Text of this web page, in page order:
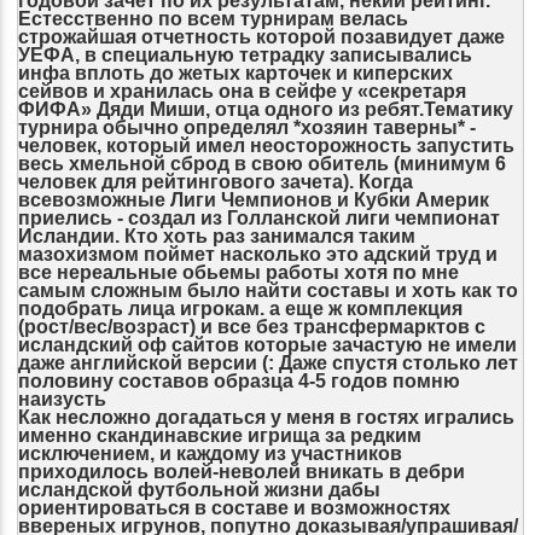
Естесственно по всем турнирам велась
строжайшая отчетность которой позавидует даже
УЕФА, в специальную тетрадку записывались
инфа вплоть до жетых карточек и киперских
сейвов и хранилась она в сейфе у «секретаря
ФИФА» Дяди Миши, отца одного из ребят.Тематику
турнира обычно определял *хозяин таверны* -
человек, который имел неосторожность запустить
весь хмельной сброд в свою обитель (минимум 6
человек для рейтингового зачета). Когда
всевозможные Лиги Чемпионов и Кубки Америк
приелись - создал из Голланской лиги чемпионат
Исландии. Кто хоть раз занимался таким
мазохизмом поймет насколько это адский труд и
все нереальные обьемы работы хотя по мне
самым сложным было найти составы и хоть как то
подобрать лица игрокам. а еще ж комплекция
(рост/вес/возраст) и все без трансфермарктов с
исландский оф сайтов которые зачастую не имели
даже английской версии (: Даже спустя столько лет
половину составов образца 4-5 годов помню
наизусть
Как несложно догадаться у меня в гостях игрались
именно скандинавские игрища за редким
исключением, и каждому из участников
приходилось волей-неволей вникать в дебри
исландской футбольной жизни дабы
ориентироваться в составе и возможностях
ввереных игрунов, попутно доказывая/упрашивая/